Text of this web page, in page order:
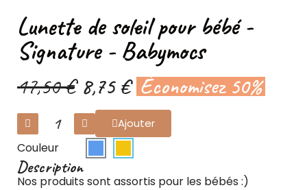
Lunette de soleil pour bébé -
Signature - Babymocs
17,50 € 8,75 € Économisez 50%
Ajouter
Couleur
Description
Nos produits sont assortis pour les bébés :)